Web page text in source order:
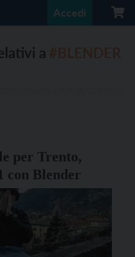
Accedi
a
per Trento,
con Blender